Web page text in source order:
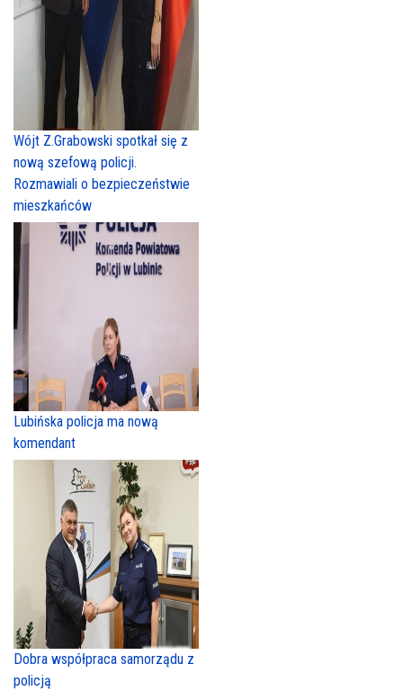
Wójt Z.Grabowski spotkał się z
nową szefową policji.
Rozmawiali o bezpieczeństwie
mieszkańców
Lubińska policja ma nową
komendant
Dobra współpraca samorządu z
policją